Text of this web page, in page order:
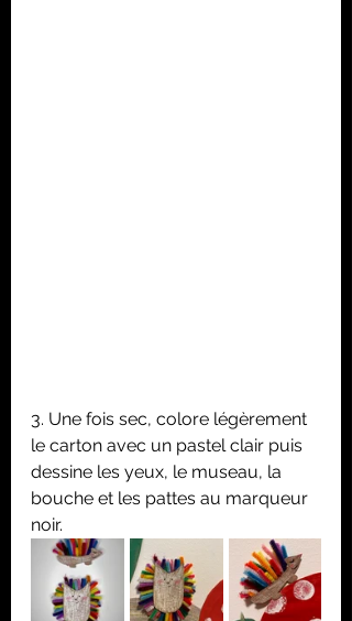
3. Une fois sec, colore légèrement
le carton avec un pastel clair puis
dessine les yeux, le museau, la
bouche et les pattes au marqueur
noir.